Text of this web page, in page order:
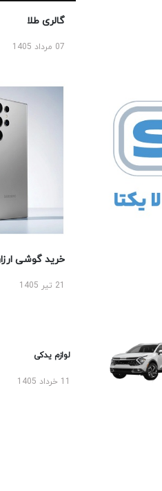
گالری طلا
07 مرداد 1405
خرید گوشی ارزان
لوازم یدکی